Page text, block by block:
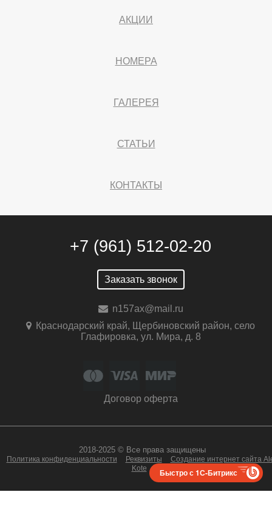
АКЦИИ
НОМЕРА
ГАЛЕРЕЯ
СТАТЬИ
КОНТАКТЫ
+7 (961) 512-02-20
Заказать звонок
n157ax@mail.ru
Краснодарский край, Щербиновский район, село
Глафировка, ул. Мира, д. 8
Договор оферта
2018-2025 © Все права защищены
Политика конфиденциальности Реквизиты
Создание интернет сайта
Kote
Быстро с 1С-Битрикс